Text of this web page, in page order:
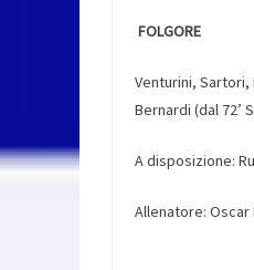
FOLGORE
Venturini, Sartori,
Bernardi (dal 72’
A disposizione:
Allenatore: Oscar